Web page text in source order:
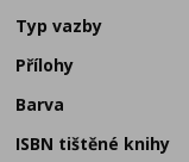
Typ vazby
Přílohy
Barva
ISBN tištěné knihy